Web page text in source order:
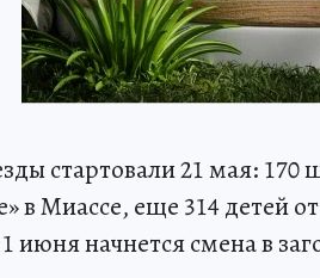
стартовали 21 мая:
в Миассе, еще 314 детей
июня начнется смена в